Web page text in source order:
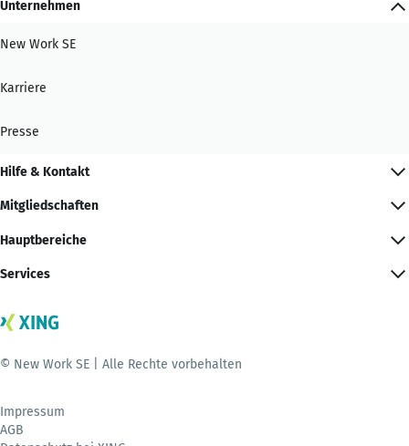
Unternehmen
New Work SE
Karriere
Presse
Hilfe & Kontakt
Mitgliedschaften
Hauptbereiche
Services
© New Work SE | Alle Rechte vorbehalten
Impressum
AGB